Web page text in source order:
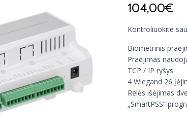
104,00€
Kontroliuokite
Biometrinis
Praėjimas
TCP / IP ryšys
4 Wiegand 26
Relės išėjimas
„SmartPSS“